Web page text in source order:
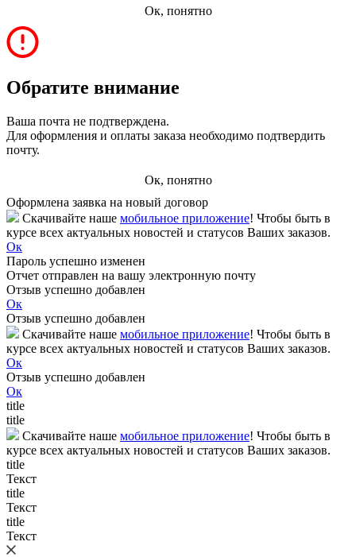
Ок, понятно
Обратите внимание
Ваша почта не подтверждена.
Для оформления и оплаты заказа необходимо подтвердить
почту.
Ок, понятно
Оформлена заявка на новый договор
Скачивайте наше мобильное приложение! Чтобы быть в
курсе всех актуальных новостей и статусов Ваших заказов.
Ок
Пароль успешно изменен
Отчет отправлен на вашу электронную почту
Отзыв успешно добавлен
Ок
Отзыв успешно добавлен
Скачивайте наше мобильное приложение! Чтобы быть в
курсе всех актуальных новостей и статусов Ваших заказов.
Ок
Отзыв успешно добавлен
Ок
title
title
Скачивайте наше мобильное приложение! Чтобы быть в
курсе всех актуальных новостей и статусов Ваших заказов.
title
Текст
title
Текст
title
Текст